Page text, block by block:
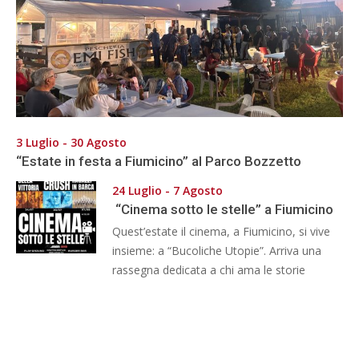
3 Luglio - 30 Agosto
“Estate in festa a Fiumicino” al Parco Bozzetto
24 Luglio - 7 Agosto
“Cinema sotto le stelle” a Fiumicino
Quest’estate il cinema, a Fiumicino, si vive
insieme: a “Bucoliche Utopie”. Arriva una
rassegna dedicata a chi ama le storie